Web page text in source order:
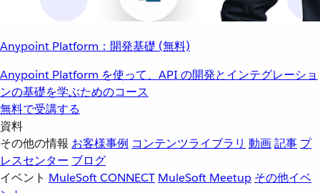
Anypoint Platform：開発基礎 (無料)
Anypoint Platform を使って、API の開発とインテグレーショ
ンの基礎を学ぶためのコース
無料で受講する
資料
その他の情報 お客様事例 コンテンツライブラリ 動画記事 プ
レスセンター ブログ
イベント MuleSoft CONNECT MuleSoft Meetup その他イベ